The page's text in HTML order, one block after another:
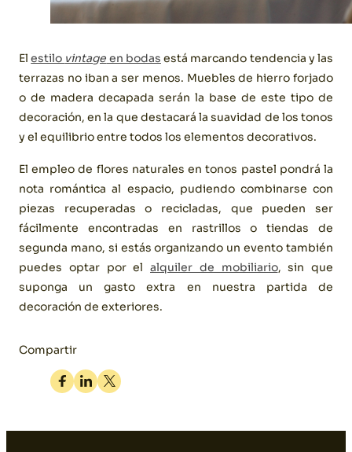
Elestilo vintage en bodas está marcando tendencia y las
terrazas no iban a ser menos. Muebles de hierro forjado
o de madera decapada serán la base de este tipo de
decoración, en la que destacará la suavidad de los tonos
y el equilibrio entre todos los elementos decorativos.
El empleo de flores naturales en tonos pastel pondrá la
nota romántica al espacio, pudiendo combinarse con
piezas recuperadas o recicladas, que pueden ser
fácilmente encontradas en rastrillos o tiendas de
segunda mano, si estás organizando un evento también
puedes optar por el alquiler de mobiliario, sin que
suponga un gasto extra en nuestra partida de
decoración de exteriores.
Compartir
Facebook
LinkedinTwitter